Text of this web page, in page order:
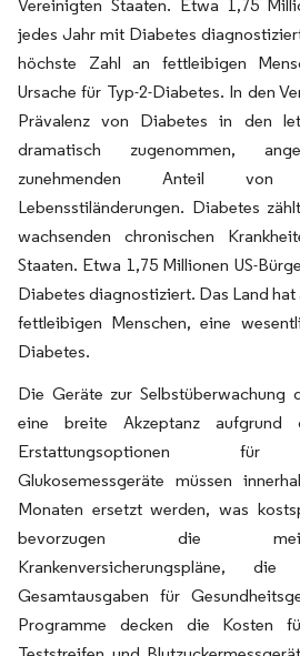
Vereinigten Staaten. Etwa 1,75
jedes Jahr mit Diabetes
höchste Zahl an fettleibigen
Ursache für Typ-2-Diabetes. In den
Prävalenz von Diabetes in den
dramatisch zugenommen,
zunehmenden Anteil von
Lebensstiländerungen. Diabetes
wachsenden chronischen
Staaten. Etwa 1,75 Millionen US-
Diabetes diagnostiziert. Das Land hat
fettleibigen Menschen, eine
Diabetes.
Die Geräte zur Selbstüberwachung
eine breite Akzeptanz aufgrund
Erstattungsoptionen für
Glukosemessgeräte müssen
Monaten ersetzt werden, was
bevorzugen die
Krankenversicherungspläne,
Gesamtausgaben für
Programme decken die Kosten